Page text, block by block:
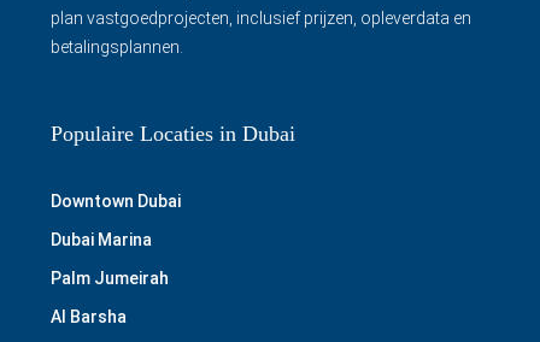
plan vastgoedprojecten, inclusief prijzen, opleverdata en
betalingsplannen.
Populaire Locaties in Dubai
Downtown Dubai
Dubai Marina
Palm Jumeirah
Al Barsha